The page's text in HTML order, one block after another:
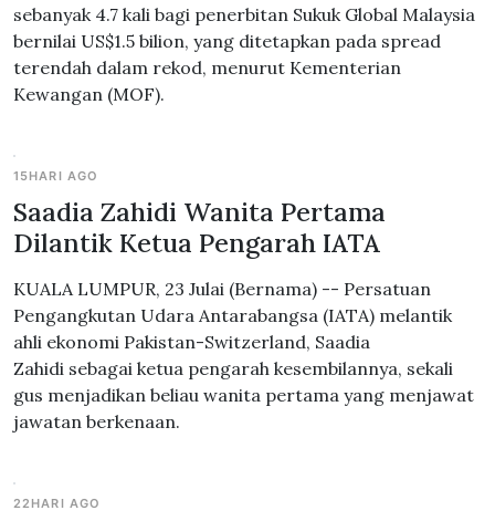
sebanyak 4.7 kali bagi penerbitan Sukuk Global Malaysia
bernilai US$1.5 bilion, yang ditetapkan pada spread
terendah dalam rekod, menurut Kementerian
Kewangan (MOF).
15HARI AGO
Saadia Zahidi Wanita Pertama
Dilantik Ketua Pengarah IATA
KUALA LUMPUR, 23 Julai (Bernama) -- Persatuan
Pengangkutan Udara Antarabangsa (IATA) melantik
ahli ekonomi Pakistan-Switzerland, Saadia
Zahidi sebagai ketua pengarah kesembilannya, sekali
gus menjadikan beliau wanita pertama yang menjawat
jawatan berkenaan.
22HARI AGO